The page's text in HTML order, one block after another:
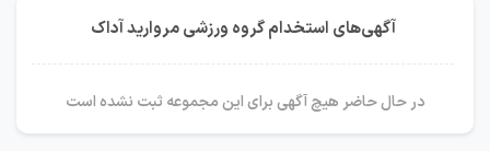
آگهی‌های استخدام گروه ورزشی مروارید آداک
در حال حاضر هیچ آگهی برای این مجموعه ثبت نشده است